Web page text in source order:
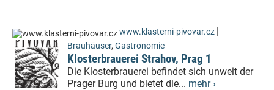
www.klasterni-pivovar.cz |
Brauhäuser, Gastronomie
Klosterbrauerei Strahov, Prag 1
Die Klosterbrauerei befindet sich unweit der
Prager Burg und bietet die... mehr ›